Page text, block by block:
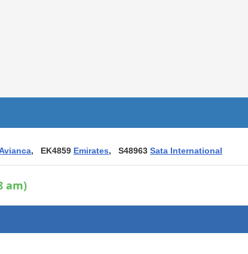
, EK4859 Emirates, S48963 Sata International
am)